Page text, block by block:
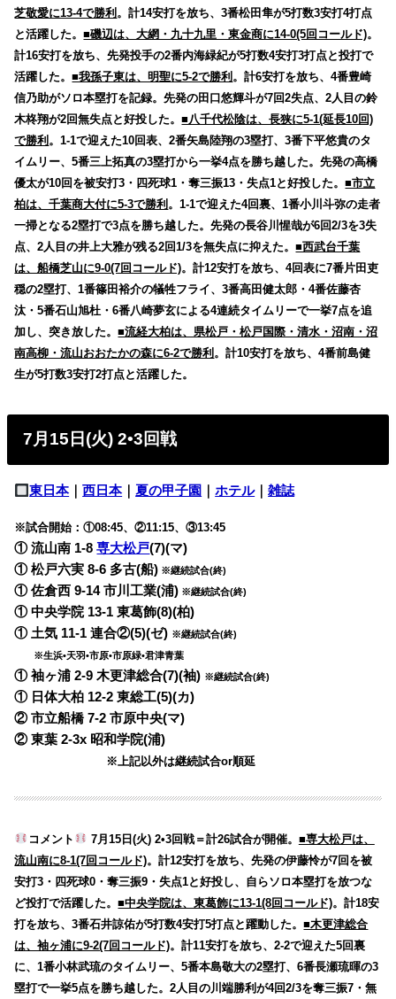
芝敬愛に13-4で勝利 。計14安打を放ち、3番松田隼が5打数3安打4打点
と活躍した。■磯辺は、大網・九十九里・東金商に14-0(5回コールド)。
計16安打を放ち、先発投手の2番内海緑紀が5打数4安打3打点と投打で
活躍した。■我孫子東は、明聖に5-2で勝利 。計6安打を放ち、4番豊崎
信乃助がソロ本塁打を記録。先発の田口悠輝斗が7回2失点、2人目の鈴
木柊翔が2回無失点と好投した。■八千代松陰は、長狭に5-1(延長10回)
で勝利 。1-1で迎えた10回表、2番矢島陸翔の3塁打、3番下平悠貴のタ
イムリー、5番三上拓真の3塁打から一挙4点を勝ち越した。先発の高橋
優太が10回を被安打3・四死球1・奪三振13・失点1と好投した。■市立
柏は、千葉商大付に5-3で勝利 。1-1で迎えた4回裏、1番小川斗弥の走者
一掃となる2塁打で3点を勝ち越した。先発の長谷川惺哉が6回2/3を3失
点、2人目の井上大雅が残る2回1/3を無失点に抑えた。■西武台千葉
は、船橋芝山に9-0(7回コールド)。計12安打を放ち、4回表に7番片田吏
穏の2塁打、1番篠田裕介の犠牲フライ、3番高田健太郎・4番佐藤杏
汰・5番石山旭杜・6番八崎夢玄による4連続タイムリーで一挙7点を追
加し、突き放した。■流経大柏は、県松戸・松戸国際・清水・沼南・沼
南高柳・流山おおたかの森に6-2で勝利 。計10安打を放ち、4番前島健
生が5打数3安打2打点と活躍した。
7月15日(火) 2•3回戦
東日本｜西日本｜夏の甲子園 ｜ホテル｜雑誌
※試合開始：①08:45、②11:15、③13:45
① 流山南 1-8専大松戸(7)(マ)
① 松戸六実 8-6 多古(船) ※継続試合(終)
① 佐倉西 9-14 市川工業(浦) ※継続試合(終)
① 中央学院 13-1 東葛飾(8)(柏)
① 土気 11-1 連合②(5)(ゼ) ※継続試合(終)
※生浜•天羽•市原•市原緑•君津青葉
① 袖ヶ浦 2-9 木更津総合(7)(袖) ※継続試合(終)
① 日体大柏 12-2 東総工(5)(カ)
② 市立船橋 7-2 市原中央(マ)
② 東葉 2-3x 昭和学院(浦)
※上記以外は継続試合or順延
コメント 7月15日(火) 2•3回戦＝計26試合が開催。 ■専大松戸は、
流山南に8-1(7回コールド)。計12安打を放ち、先発の伊藤怜が7回を被
安打3・四死球0・奪三振9・失点1と好投し、自らソロ本塁打を放つな
ど投打で活躍した。■中央学院は、東葛飾に13-1(8回コールド)。計18安
打を放ち、3番石井諒佑が5打数4安打5打点と躍動した。■木更津総合
は、袖ヶ浦に9-2(7回コールド)。計11安打を放ち、2-2で迎えた5回裏
に、1番小林武琉のタイムリー、5番本島敬大の2塁打、6番長瀬琉暉の3
塁打で一挙5点を勝ち越した。2人目の川端勝利が4回2/3を奪三振7・無